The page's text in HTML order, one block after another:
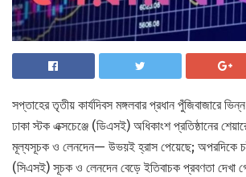
সপ্তাহের তৃতীয় কার্যদিবস মঙ্গলবার প্রধান পুঁজিবাজারে
ঢাকা স্টক এক্সচেঞ্জে (ডিএসই) অধিকাংশ প্রতিষ্ঠানের
মূল্যসূচক ও লেনদেন— উভয়ই হ্রাস পেয়েছে; অপরদিকে
(সিএসই) সূচক ও লেনদেন বেড়ে ইতিবাচক প্রবণতা দেখা